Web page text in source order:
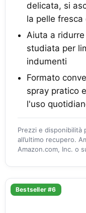
delicata, si
la pelle
Aiuta a
studiata per
indumenti
Formato
spray pratico
l'uso
Prezzi e disponibilità
all’ultimo recupero.
Amazon.com, Inc. o
Bestseller #6